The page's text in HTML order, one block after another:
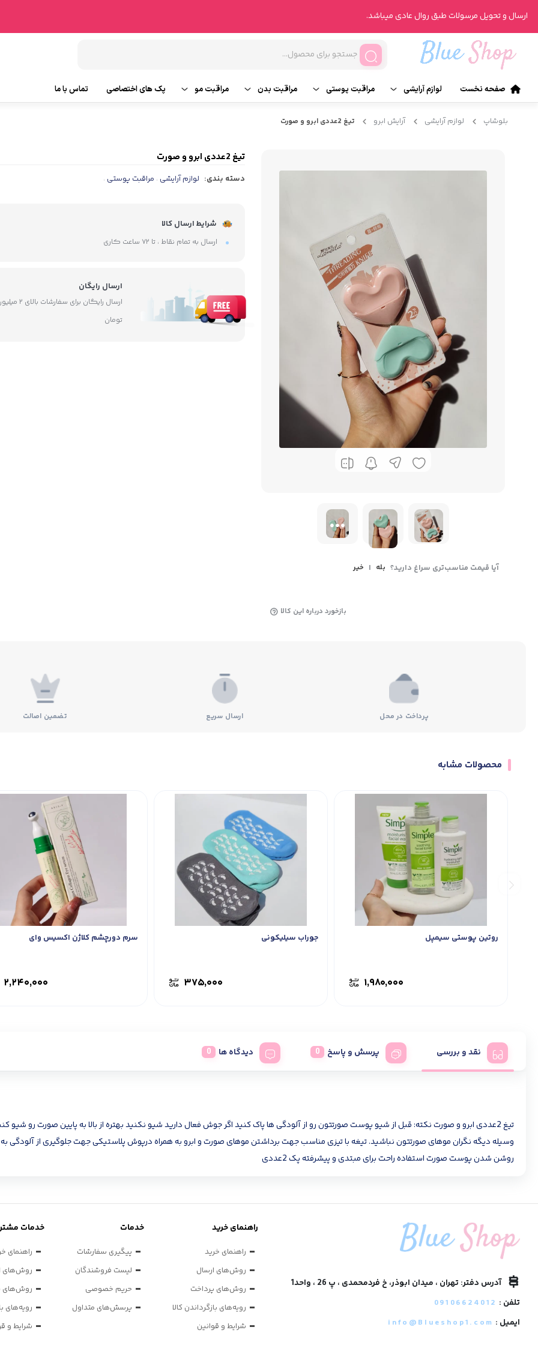
ارسال و تحویل مرسولات طبق روال عادی میباشد.
صفحه نخست لوازم آرایشی
آرایش صورت
مراقبت پوستی
تونر
مراقبت بدن
ناخن
انواع روتین بدن
مراقبت مو
ماسک مو
روغن و سرم مو
پک های اختصاصی تماس با ما
بلوشاپ لوازم آرایشی آرایش ابرو تیغ 2عددی ابرو و صورت
آیا قیمت مناسب‌تری سراغ دارید؟ بله | خیر
بازخورد درباره این کالا
تیغ 2عددی ابرو و صورت
دسته بندی: لوازم آرایشی ، مراقبت پوستی ،
شرایط ارسال کالا
ارسال به تمام نقاط ، تا ۷۲ ساعت کاری
ارسال رایگان
ارسال رایگان برای سفارشات
تومان
پرداخت در محل ارسال سریع تضمین اصالت
محصولات مشابه
روتین پوستی سیمپل
۱,۹۸۰,۰۰۰
جوراب سیلیکونی
۳۷۵,۰۰۰
سرم دورچشم کلاژن اکسیس وای
۲,۲۴۰,۰۰۰
نقد و بررسی پرسش و پاسخ دیدگاه ها
وسیله دیگه نگران موهای صورتتون نباشید. تیغه با تیزی مناسب جهت برداشتن موهای صورت و ابرو به همراه درپوش پلاستیکی جهت جلوگیری از
روشن شدن پوست صورت استفاده راحت برای مبتدی و پیشرفته پک 2عددی
آدرس دفتر: تهران ، میدان ابوذر، خ فردمحمدی ، پ 26 ، واحد1
تلفن : 09106624012
ایمیل : info@Blueshop1.com
راهنمای خرید
راهنمای خرید
روش‌های ارسال
روش‌های پرداخت
رویه‌های بازگرداندن کالا
شرایط و قوانین
خدمات
پیگیری سفارشات
لیست فروشندگان
حریم خصوصی
پرسش‌های متداول
خدمات
راهنمای
روش‌های
روش‌های
رویه‌های
شرایط و